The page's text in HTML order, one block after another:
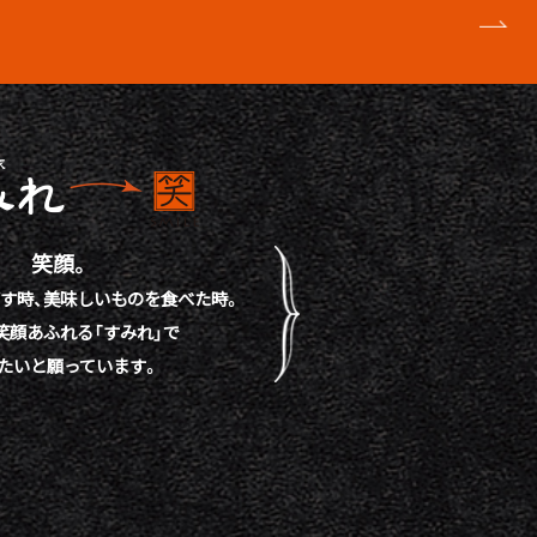
笑顔。
時、美味しいものを食べた時。
顔あふれる「すみれ」で
いと願っています。